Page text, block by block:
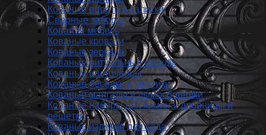
Кованые ворота и калитки
Сварные заборы
Кованая мебель
Кованые кровати
Кованые зеркала
Кованые ритуальные ограды
Кованые цветочницы
Кованые беседки и мостики
Кованые мангалы и дымосборники
Кованые наборы для камина, дровницы и
решётки
Кованые изделия для сада